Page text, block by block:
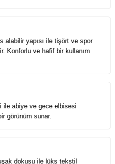
alabilir yapısı ile tişört ve spor
Konforlu ve hafif bir kullanım
ile abiye ve gece elbisesi
görünüm sunar.
dokusu ile lüks tekstil